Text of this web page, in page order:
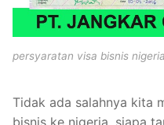
persyaratan visa bisnis nigeria
Tidak ada salahnya kita